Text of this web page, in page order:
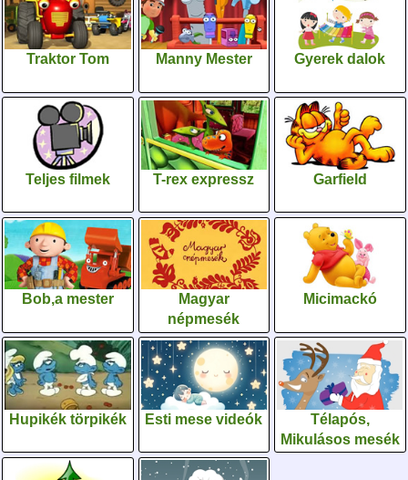
Traktor Tom Manny Mester Gyerek dalok
Teljes filmek T-rex expressz Garfield
Bob,a mester
Magyar
népmesék
Micimackó
Hupikék törpikék Esti mese videók
Télapós,
Mikulásos mesék